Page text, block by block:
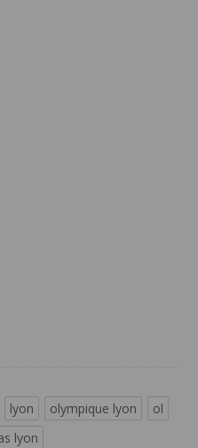
lyon olympique lyon
ol
lyon